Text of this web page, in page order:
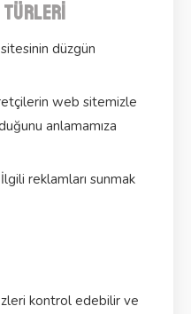
türleri
düzgün
web sitemizle
anlamamıza
İlgili reklamları sunmak
kontrol edebilir ve